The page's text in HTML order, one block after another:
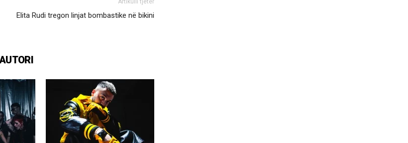
Elita Rudi tregon linjat bombastike në bikini